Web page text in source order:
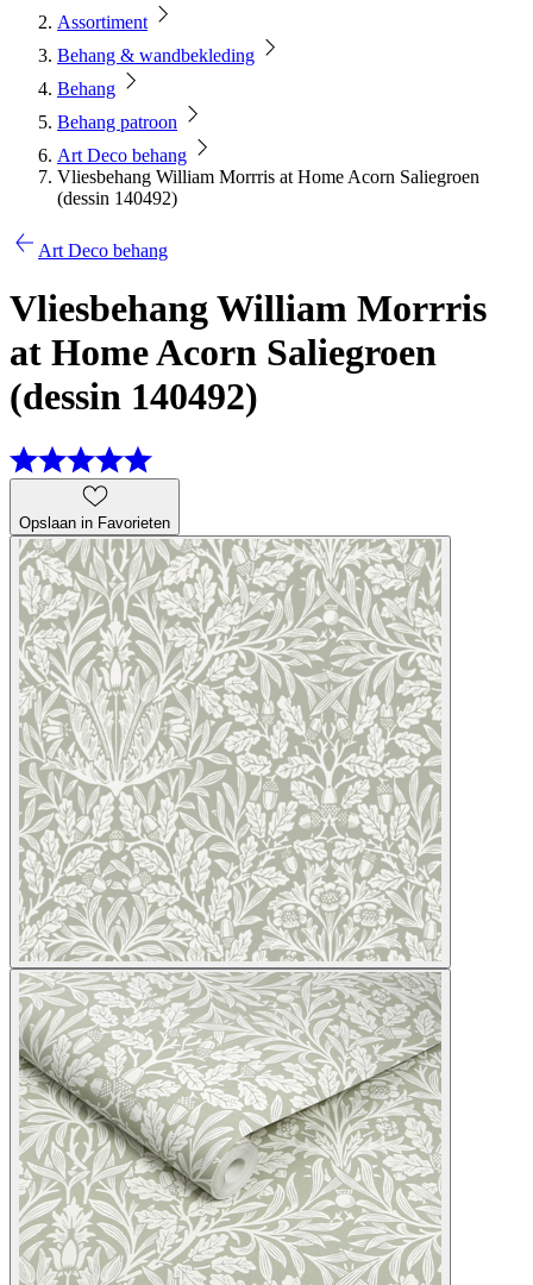
Assortiment
Behang & wandbekleding
Behang
Behang patroon
Art Deco behang
Vliesbehang William Morrris at Home Acorn Saliegroen
(dessin 140492)
Art Deco behang
Vliesbehang William Morrris
at Home Acorn Saliegroen
(dessin 140492)
Opslaan in Favorieten